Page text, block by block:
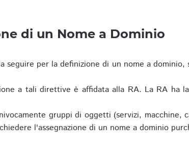
di un Nome a Dominio
per la definizione di un nome a
a tali direttive è affidata alla RA. La RA ha
gruppi di oggetti (servizi, macchine,
l'assegnazione di un nome a dominio